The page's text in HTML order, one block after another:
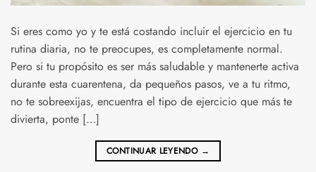
Si eres como yo y te está costando incluir el ejercicio en tu
rutina diaria, no te preocupes, es completamente normal.
Pero si tu propósito es ser más saludable y mantenerte activa
durante esta cuarentena, da pequeños pasos, ve a tu ritmo,
no te sobreexijas, encuentra el tipo de ejercicio que más te
divierta, ponte […]
CONTINUAR LEYENDO →